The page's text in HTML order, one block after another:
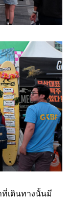
ที่เดินทางนั้นมี